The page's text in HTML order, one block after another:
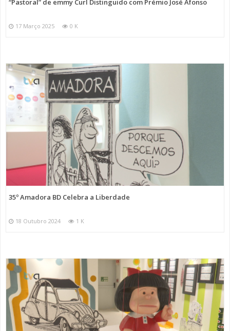
17 Março 2025 0 K
35º Amadora BD Celebra a Liberdade
18 Outubro 2024 1 K